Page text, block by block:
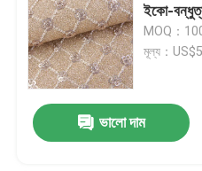
ইকো-
MOQ：
মূল্য：
ভালো দাম